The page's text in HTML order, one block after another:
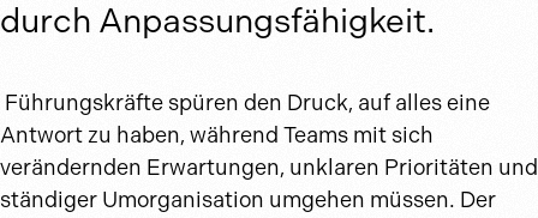
durch Anpassungsfähigkeit.
Führungskräfte spüren den Druck, auf alles eine
Antwort zu haben, während Teams mit sich
verändernden Erwartungen, unklaren Prioritäten und
ständiger Umorganisation umgehen müssen. Der